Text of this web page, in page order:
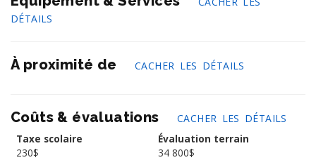
DÉTAILS
À proximité de CACHER LES DÉTAILS
Coûts & évaluations
CACHER LES DÉTAILS
Taxe scolaire
230$
Évaluation terrain
34 800$